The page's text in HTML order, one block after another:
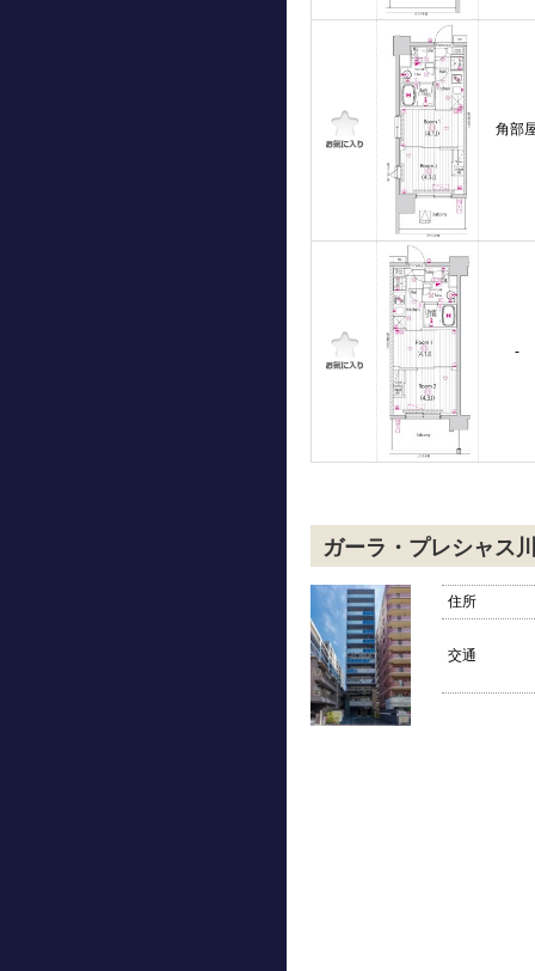
角部
-
ガーラ・プレシャス
住所
交通